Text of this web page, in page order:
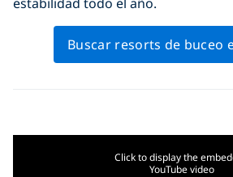
Buscar resorts de buceo
Click to display the
YouTube video